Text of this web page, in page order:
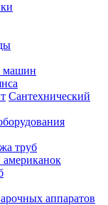
машин
Сантехнический
труб
аппаратов